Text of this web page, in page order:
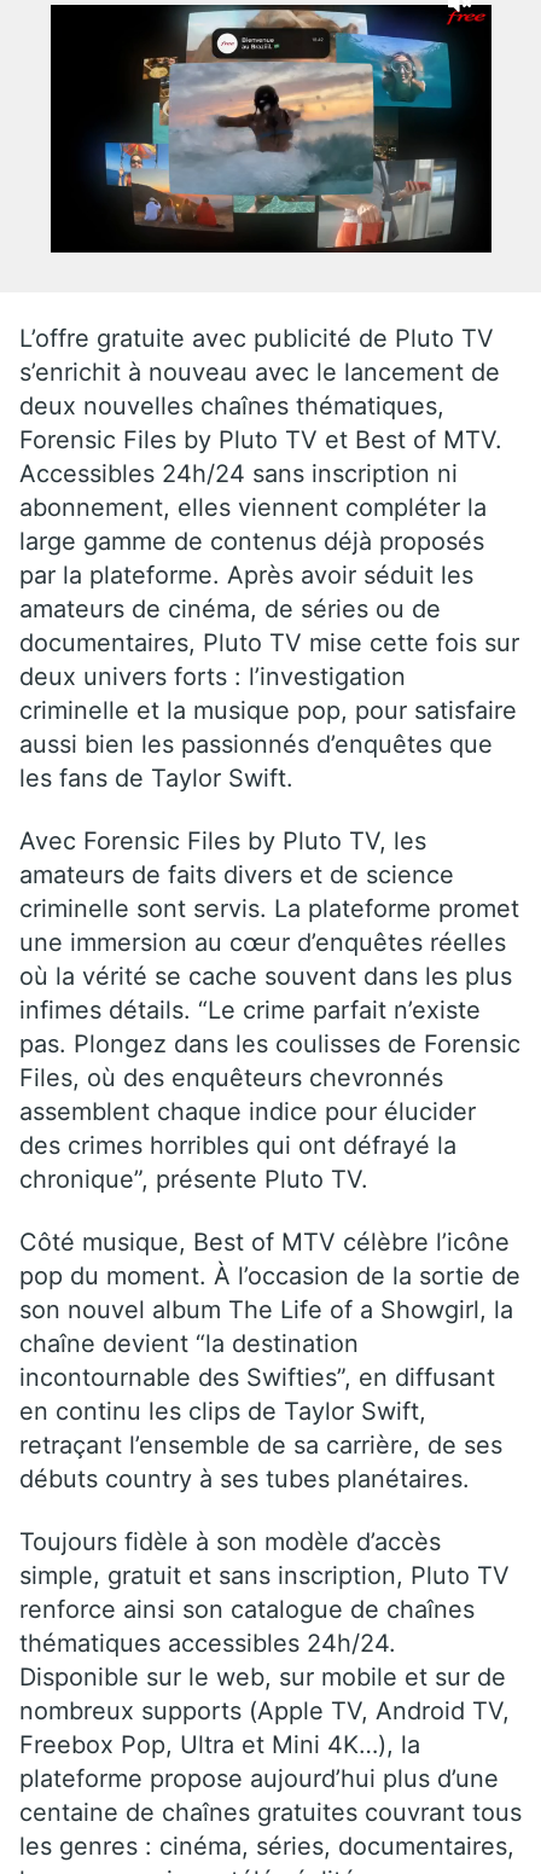
L’offre gratuite avec publicité de Pluto TV
s’enrichit à nouveau avec le lancement de
deux nouvelles chaînes thématiques,
Forensic Files by Pluto TV et Best of MTV.
Accessibles 24h/24 sans inscription ni
abonnement, elles viennent compléter la
large gamme de contenus déjà proposés
par la plateforme. Après avoir séduit les
amateurs de cinéma, de séries ou de
documentaires, Pluto TV mise cette fois sur
deux univers forts : l’investigation
criminelle et la musique pop, pour satisfaire
aussi bien les passionnés d’enquêtes que
les fans de Taylor Swift.
Avec Forensic Files by Pluto TV, les
amateurs de faits divers et de science
criminelle sont servis. La plateforme promet
une immersion au cœur d’enquêtes réelles
où la vérité se cache souvent dans les plus
infimes détails. “Le crime parfait n’existe
pas. Plongez dans les coulisses de Forensic
Files, où des enquêteurs chevronnés
assemblent chaque indice pour élucider
des crimes horribles qui ont défrayé la
chronique”, présente Pluto TV.
Côté musique, Best of MTV célèbre l’icône
pop du moment. À l’occasion de la sortie de
son nouvel album The Life of a Showgirl, la
chaîne devient “la destination
incontournable des Swifties”, en diffusant
en continu les clips de Taylor Swift,
retraçant l’ensemble de sa carrière, de ses
débuts country à ses tubes planétaires.
Toujours fidèle à son modèle d’accès
simple, gratuit et sans inscription, Pluto TV
renforce ainsi son catalogue de chaînes
thématiques accessibles 24h/24.
Disponible sur le web, sur mobile et sur de
nombreux supports (Apple TV, Android TV,
Freebox Pop, Ultra et Mini 4K…), la
plateforme propose aujourd’hui plus d’une
centaine de chaînes gratuites couvrant tous
les genres : cinéma, séries, documentaires,